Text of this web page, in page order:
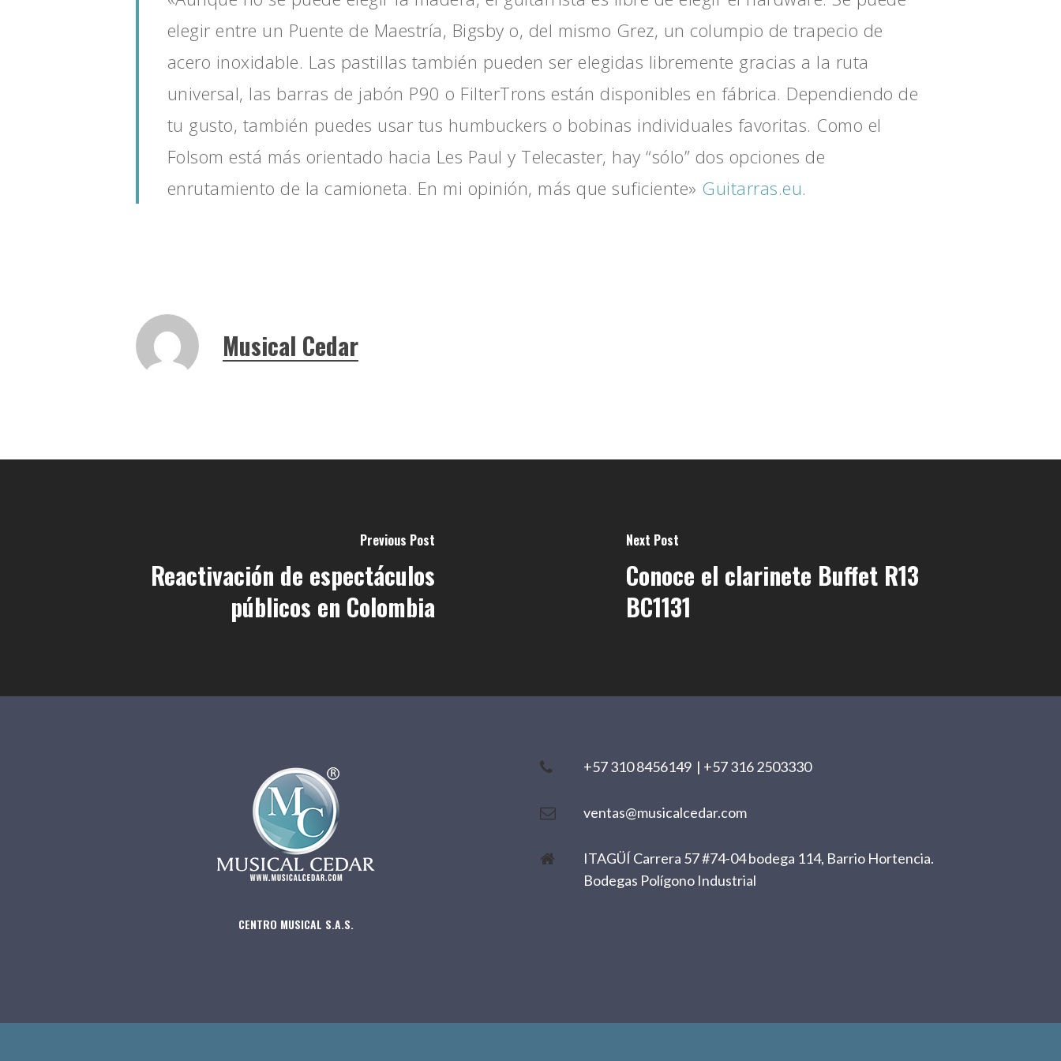
elegir entre un Puente de Maestría, Bigsby o, del mismo Grez, un columpio de trapecio de
acero inoxidable. Las pastillas también pueden ser elegidas libremente gracias a la ruta
universal, las barras de jabón P90 o FilterTrons están disponibles en fábrica. Dependiendo de
tu gusto, también puedes usar tus humbuckers o bobinas individuales favoritas. Como el
Folsom está más orientado hacia Les Paul y Telecaster, hay “sólo” dos opciones de
enrutamiento de la camioneta. En mi opinión, más que suficiente» Guitarras.eu.
Musical Cedar
Previous Post
Reactivación de espectáculos
públicos en Colombia
Next Post
Conoce el clarinete Buffet R13
BC1131
CENTRO MUSICAL S.A.S.
+57 310 8456149 | +57 316 2503330
ventas@musicalcedar.com
ITAGÜÍ Carrera 57 #74-04 bodega 114, Barrio Hortencia.
Bodegas Polígono Industrial